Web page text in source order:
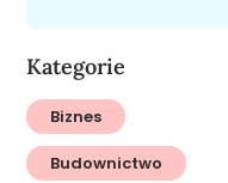
Kategorie
Biznes
Budownictwo